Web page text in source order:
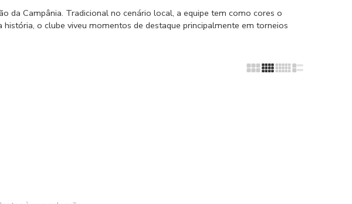
da Campânia. Tradicional no cenário local, a equipe tem como cores o
o clube viveu momentos de destaque principalmente em torneios